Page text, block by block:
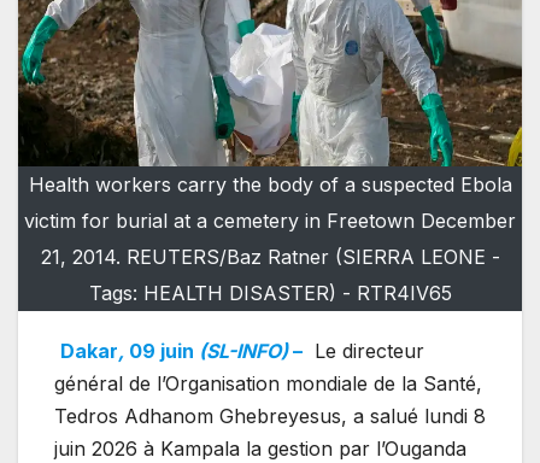
Health workers carry the body of a suspected Ebola
victim for burial at a cemetery in Freetown December
21, 2014. REUTERS/Baz Ratner (SIERRA LEONE -
Tags: HEALTH DISASTER) - RTR4IV65
Dakar, 09 juin (SL-INFO)– Le directeur
général de l’Organisation mondiale de la Santé,
Tedros Adhanom Ghebreyesus, a salué lundi 8
juin 2026 à Kampala la gestion par l’Ouganda